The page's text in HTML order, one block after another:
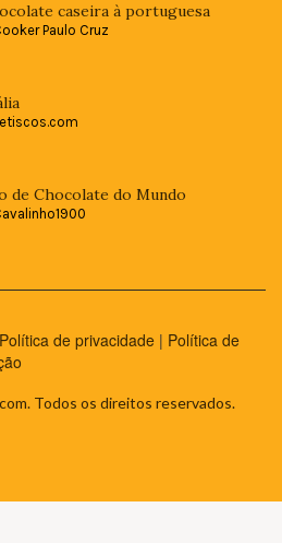
caseira à portuguesa
Paulo Cruz
de Chocolate do Mundo
Política de privacidade | Política de
Todos os direitos reservados.